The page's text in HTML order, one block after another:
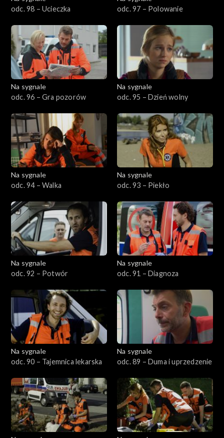
101–200
1–100
odc. 98 – Ucieczka
odc. 97 – Polowanie
Na sygnale
odc. 96 – Gra pozorów
Na sygnale
odc. 95 – Dzień wolny
Na sygnale
odc. 94 – Walka
Na sygnale
odc. 93 – Piekło
Na sygnale
odc. 92 – Potwór
Na sygnale
odc. 91 – Diagnoza
Na sygnale
odc. 90 – Tajemnica lekarska
Na sygnale
odc. 89 – Duma i uprzedzenie